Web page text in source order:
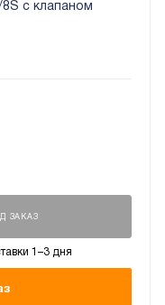
с клапаном
ЗАКАЗ
1–3 дня